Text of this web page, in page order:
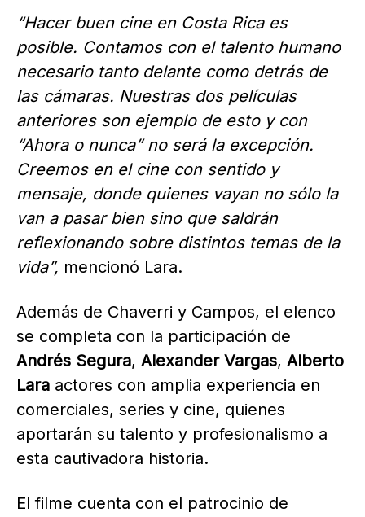
“Hacer buen cine en Costa Rica es
posible. Contamos con el talento humano
necesario tanto delante como detrás de
las cámaras. Nuestras dos películas
anteriores son ejemplo de esto y con
“Ahora o nunca” no será la excepción.
Creemos en el cine con sentido y
mensaje, donde quienes vayan no sólo la
van a pasar bien sino que saldrán
reflexionando sobre distintos temas de la
vida”, mencionó Lara.
Además de Chaverri y Campos, el elenco
se completa con la participación de
Andrés Segura, Alexander Vargas, Alberto
Lara actores con amplia experiencia en
comerciales, series y cine, quienes
aportarán su talento y profesionalismo a
esta cautivadora historia.
El filme cuenta con el patrocinio de